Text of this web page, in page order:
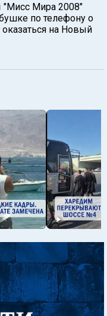
"Мисс Мира 2008"
по телефону о
на Новый